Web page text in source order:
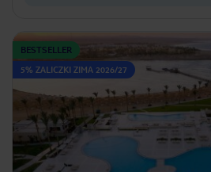
BESTSELLER
5% ZALICZKI ZIMA 2026/27